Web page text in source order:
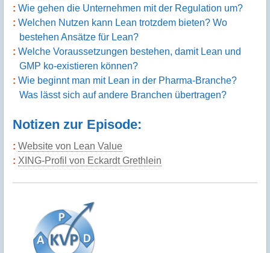
Wie gehen die Unternehmen mit der Regulation um?
Welchen Nutzen kann Lean trotzdem bieten? Wo
bestehen Ansätze für Lean?
Welche Voraussetzungen bestehen, damit Lean und
GMP ko-existieren können?
Wie beginnt man mit Lean in der Pharma-Branche?
Was lässt sich auf andere Branchen übertragen?
Notizen zur Episode:
Website von Lean Value
XING-Profil von Eckardt Grethlein